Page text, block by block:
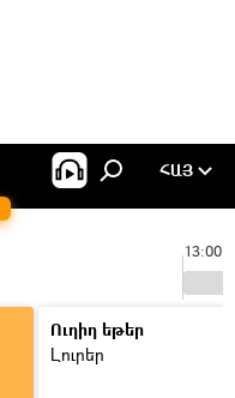
ՀԱՅ
13:00
Ուղիղ եթեր
Լուրեր